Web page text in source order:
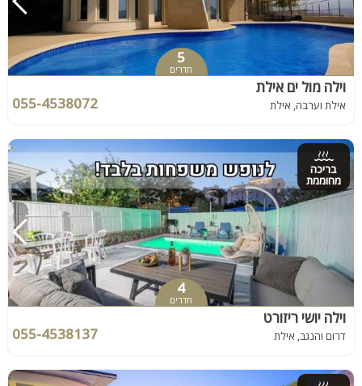
5
חדרים
וילה מול ים אילת
אילת וערבה, אילת 055-4538072
בריכה
מחוממת
4
חדרים
וילה יושי ריזורט
דרום והנגב, אילת 055-4538137